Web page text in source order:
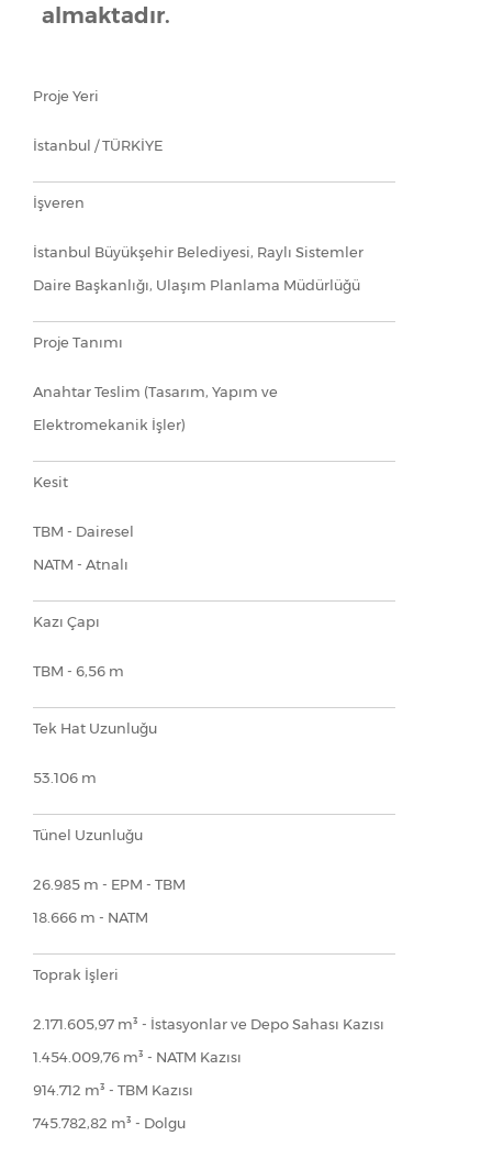
almaktadır.
Proje Yeri
İstanbul / TÜRKİYE
İşveren
İstanbul Büyükşehir Belediyesi, Raylı Sistemler
Daire Başkanlığı, Ulaşım Planlama Müdürlüğü
Proje Tanımı
Anahtar Teslim (Tasarım, Yapım ve
Elektromekanik İşler)
Kesit
TBM - Dairesel
NATM - Atnalı
Kazı Çapı
TBM - 6,56 m
Tek Hat Uzunluğu
53.106 m
Tünel Uzunluğu
26.985 m - EPM - TBM
18.666 m - NATM
Toprak İşleri
2.171.605,97 m³ - İstasyonlar ve Depo Sahası Kazısı
1.454.009,76 m³ - NATM Kazısı
914.712 m³ - TBM Kazısı
745.782,82 m³ - Dolgu